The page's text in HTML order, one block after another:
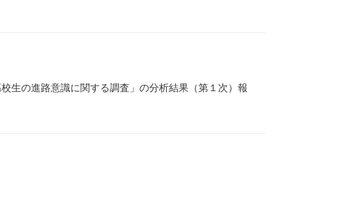
生の進路意識に関する調査」の分析結果（第１次）報